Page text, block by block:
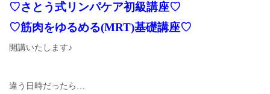
♡さとう式リンパケア初級講座♡
♡筋肉をゆるめる(MRT)基礎講座♡
開講いたします♪
違う日時だったら…